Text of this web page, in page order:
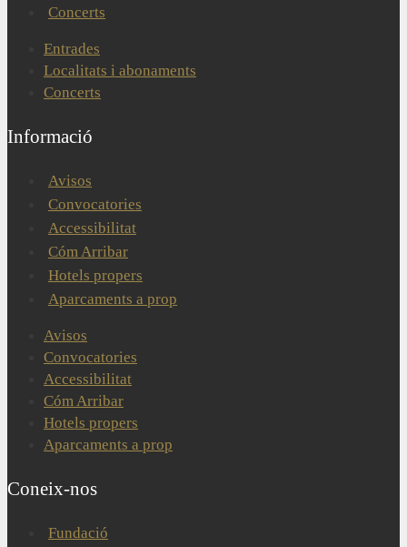
Concerts
Entrades
Localitats i abonaments
Concerts
Informació
Avisos
Convocatories
Accessibilitat
Cóm Arribar
Hotels propers
Aparcaments a prop
Avisos
Convocatories
Accessibilitat
Cóm Arribar
Hotels propers
Aparcaments a prop
Coneix-nos
Fundació